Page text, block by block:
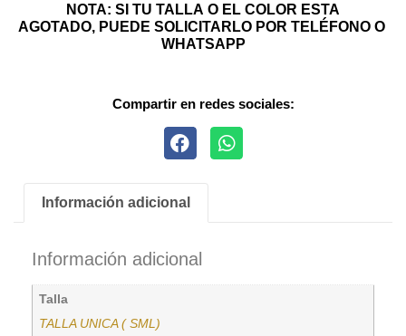
NOTA: SI TU TALLA O EL COLOR ESTA
AGOTADO, PUEDE SOLICITARLO POR TELÉFONO O
WHATSAPP
Compartir en redes sociales:
Información adicional
Información adicional
Talla
TALLA UNICA ( SML)